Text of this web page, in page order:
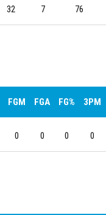
32 7 76
FGM FGA FG% 3PM
0 0 0 0